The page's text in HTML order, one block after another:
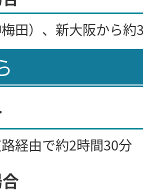
田）、新大阪から約
経由で約2時間30分